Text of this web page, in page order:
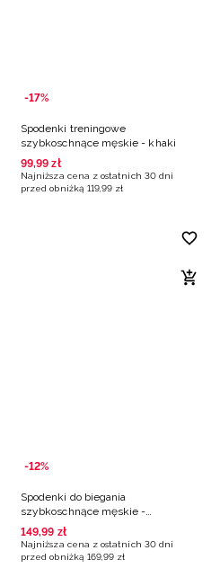
-17%
Spodenki treningowe
szybkoschnące męskie - khaki
99,99 zł
Najniższa cena z ostatnich 30 dni
przed obniżką 119,99 zł
-12%
Spodenki do biegania
szybkoschnące męskie -
oliwkowe/khaki
149,99 zł
Najniższa cena z ostatnich 30 dni
przed obniżką 169,99 zł